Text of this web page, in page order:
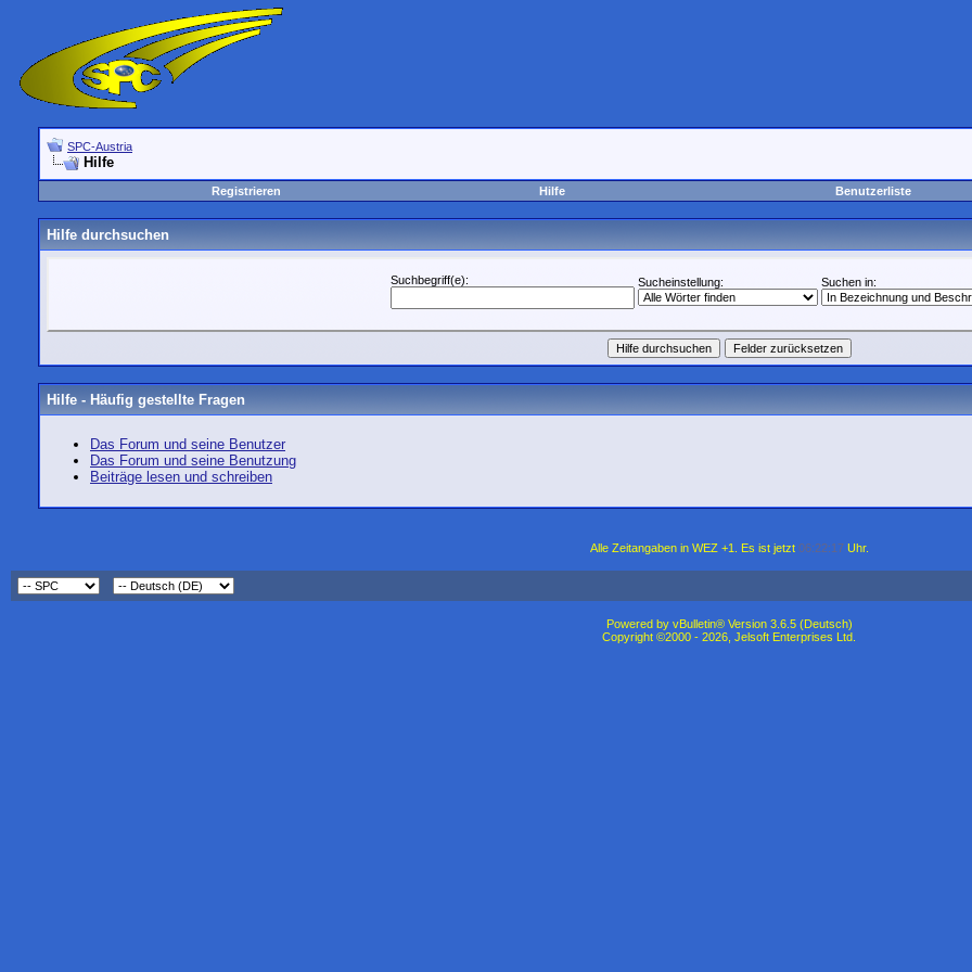
SPC-Austria
Hilfe
Registrieren
Hilfe Benutzerliste
Hilfe durchsuchen
Suchbegriff(e): Sucheinstellung: Suchen in:
Hilfe - Häufig gestellte Fragen
Das Forum und seine Benutzer
Das Forum und seine Benutzung
Beiträge lesen und schreiben
Alle Zeitangaben in WEZ +1. Es ist jetzt 06:22:17Uhr.
Powered by vBulletin® Version 3.6.5 (Deutsch)
Copyright ©2000 - 2026, Jelsoft Enterprises Ltd.